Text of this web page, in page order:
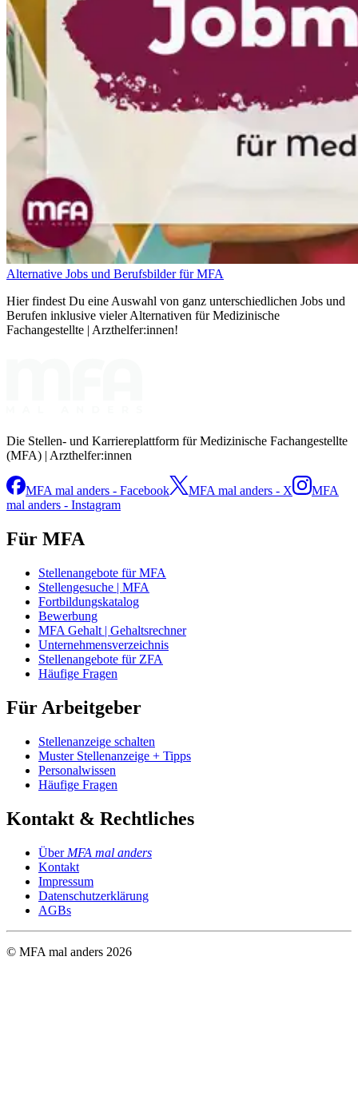
Alternative Jobs und Berufsbilder für MFA
Hier findest Du eine Auswahl von ganz unterschiedlichen Jobs und
Berufen inklusive vieler Alternativen für Medizinische
Fachangestellte | Arzthelfer:innen!
Die Stellen- und Karriereplattform für Medizinische Fachangestellte
(MFA) | Arzthelfer:innen
MFA mal anders - Facebook MFA mal anders - X
MFA
mal anders - Instagram
Für MFA
Stellenangebote für MFA
Stellengesuche | MFA
Fortbildungskatalog
Bewerbung
MFA Gehalt | Gehaltsrechner
Unternehmensverzeichnis
Stellenangebote für ZFA
Häufige Fragen
Für Arbeitgeber
Stellenanzeige schalten
Muster Stellenanzeige + Tipps
Personalwissen
Häufige Fragen
Kontakt & Rechtliches
Über MFA mal anders
Kontakt
Impressum
Datenschutzerklärung
AGBs
© MFA mal anders 2026